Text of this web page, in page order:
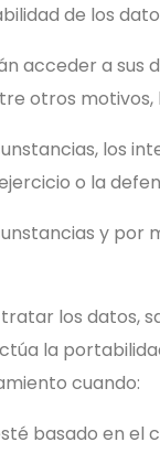
de los
acceder a sus
otros
los
o la
y por
los datos,
la
cuando:
basado en el